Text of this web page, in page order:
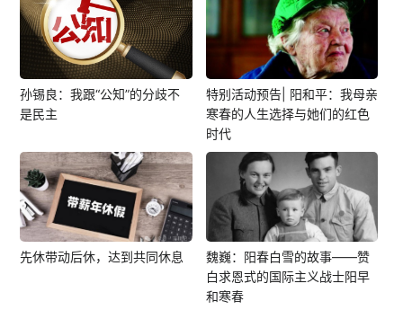
孙锡良：我跟“公知”的分歧不
是民主
特别活动预告| 阳和平：我母亲
寒春的人生选择与她们的红色
时代
先休带动后休，达到共同休息
魏巍：阳春白雪的故事——赞
白求恩式的国际主义战士阳早
和寒春